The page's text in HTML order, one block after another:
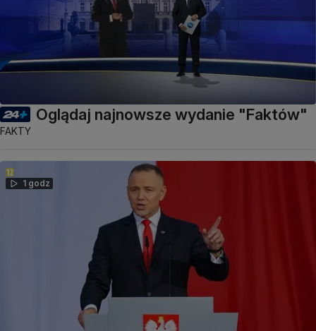
Oglądaj najnowsze wydanie "Faktów"
FAKTY
1 godz